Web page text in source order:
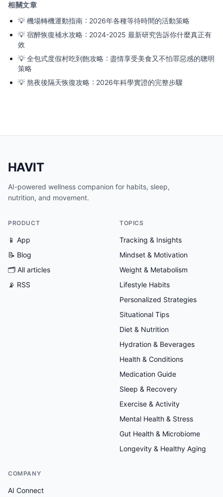
相關文章
💡 機場轉機運動指南：2026年各種等待時間的活動策略
💡 宿醉恢復補水攻略：2024-2025 最新研究告訴你什麼真正有
效
💡 全包式度假村吃到飽攻略：盡情享受美食又不怕罪惡感的聰明
策略
💡 熬夜後隔天恢復攻略：2026年科學實證的完整步驟
HAVIT
AI-powered wellness companion for habits, sleep,
nutrition, and movement.
PRODUCT
📱 App
📝 Blog
🗂 All articles
📡 RSS
TOPICS
Tracking & Insights
Mindset & Motivation
Weight & Metabolism
Lifestyle Habits
Personalized Strategies
Situational Tips
Diet & Nutrition
Hydration & Beverages
Health & Conditions
Medication Guide
Sleep & Recovery
Exercise & Activity
Mental Health & Stress
Gut Health & Microbiome
Longevity & Healthy Aging
COMPANY
AI Connect